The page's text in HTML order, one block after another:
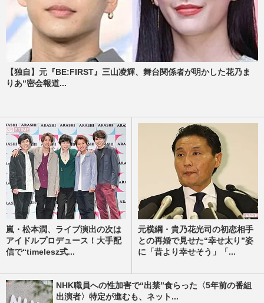
【独自】元『BE:FIRST』三山凌輝、舞台関係者が明かした花乃ま
りあ“密会報道...
嵐・松本潤、ライブ演出の次は
アイドルプロデュース！大手配
信で“timelesz式...
元横綱・貴乃花光司の初恋相手
との再婚で見せた“幸せ太り”姿
に「昔より幸せそう」「...
NHK職員への性加害で“出禁”食らった〈5年前の番組
出演者〉特定が進むも、ネット...